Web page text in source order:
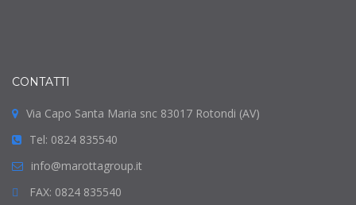
CONTATTI
Via Capo Santa Maria snc 83017 Rotondi (AV)
Tel: 0824 835540
info@marottagroup.it
FAX: 0824 835540